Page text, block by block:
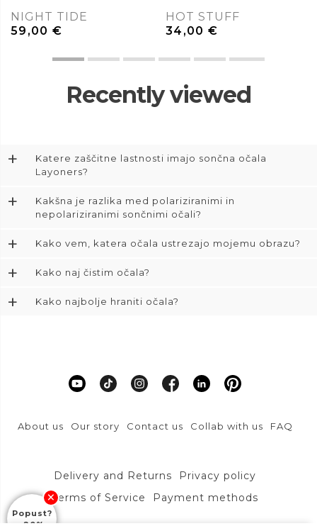
NIGHT TIDE
59,00€
HOT STUFF
34,00€
Recently viewed
+
Katere zaščitne lastnosti imajo sončna očala
Layoners?
+
Kakšna je razlika med polariziranimi in
nepolariziranimi sončnimi očali?
+ Kako vem, katera očala ustrezajo mojemu obrazu?
+ Kako naj čistim očala?
+ Kako najbolje hraniti očala?
About us Our story Contact us Collab with us FAQ
Delivery and Returns
Privacy policy
Terms of Service
Payment methods
Popust?